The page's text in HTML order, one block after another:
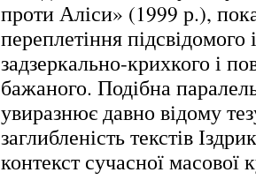
проти Аліси» (1999 р.),
переплетіння підсвідомого
задзеркально-крихкого і
бажаного. Подібна
увиразнює давно відому
заглибленість текстів
контекст сучасної масової